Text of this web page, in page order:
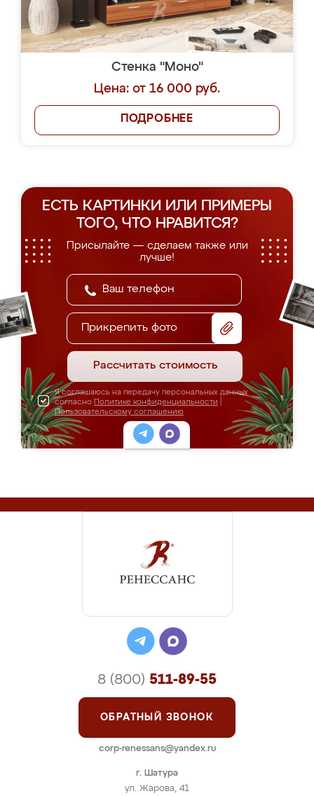
Стенка "Моно"
Цена: от 16 000 руб.
ПОДРОБНЕЕ
ЕСТЬ КАРТИНКИ ИЛИ ПРИМЕРЫ
ТОГО, ЧТО НРАВИТСЯ?
Присылайте — сделаем также или
лучше!
Прикрепить фото
Рассчитать стоимость
Я соглашаюсь на передачу персональных данных
согласно Политике конфиденциальности
Пользовательскому соглашению
г. Шатура
ул. Жарова, 41
8 (800) 511-89-55
ОБРАТНЫЙ ЗВОНОК
corp-renessans@yandex.ru